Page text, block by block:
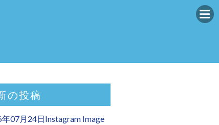
の投稿
年07月24日Instagram Image